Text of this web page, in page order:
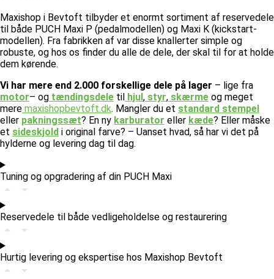
Maxishop i Bevtoft tilbyder et enormt sortiment af reservedele
til både PUCH Maxi P (pedalmodellen) og Maxi K (kickstart-
modellen). Fra fabrikken af var disse knallerter simple og
robuste, og hos os finder du alle de dele, der skal til for at holde
dem kørende.
Vi har mere end 2.000 forskellige dele på lager – lige fra
motor– og tændingsdele til hjul, styr, skærme og meget
mere maxishopbevtoft.dk. Mangler du et standard stempel
eller pakningssæt? En ny karburator eller kæde? Eller måske
et sideskjold i original farve? – Uanset hvad, så har vi det på
hylderne og levering dag til dag.
Tuning og opgradering af din PUCH Maxi
Reservedele til både vedligeholdelse og restaurering
Hurtig levering og ekspertise hos Maxishop Bevtoft